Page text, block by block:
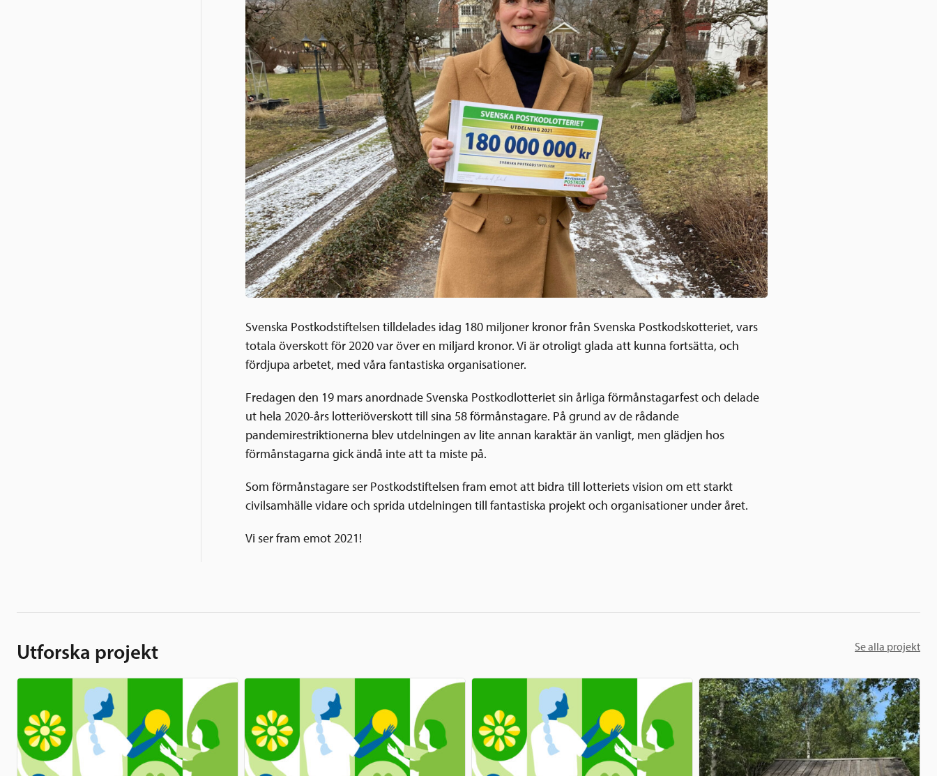
Svenska Postkodstiftelsen tilldelades idag 180 miljoner kronor från Svenska Postkodskotteriet, vars
totala överskott för 2020 var över en miljard kronor. Vi är otroligt glada att kunna fortsätta, och
fördjupa arbetet, med våra fantastiska organisationer.
Fredagen den 19 mars anordnade Svenska Postkodlotteriet sin årliga förmånstagarfest och delade
ut hela 2020-års lotteriöverskott till sina 58 förmånstagare. På grund av de rådande
pandemirestriktionerna blev utdelningen av lite annan karaktär än vanligt, men glädjen hos
förmånstagarna gick ändå inte att ta miste på.
Som förmånstagare ser Postkodstiftelsen fram emot att bidra till lotteriets vision om ett starkt
civilsamhälle vidare och sprida utdelningen till fantastiska projekt och organisationer under året.
Vi ser fram emot 2021!
Utforska projekt Se alla projekt